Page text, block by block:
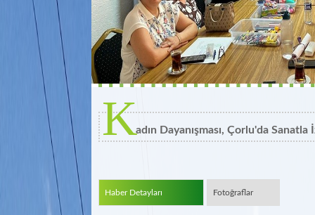
Kadın Dayanışması, Çorlu'da Sanatla
Haber Detayları Fotoğraflar